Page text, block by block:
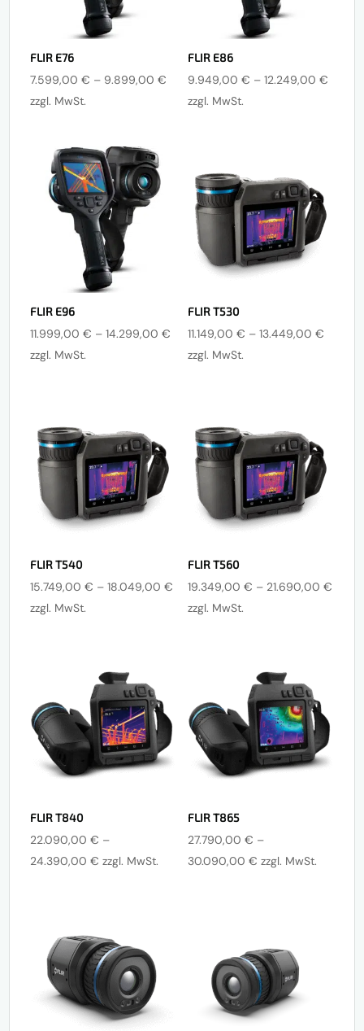
FLIR E76
7.599,00€ – 9.899,00€ Preisspanne:
7.599,00 €
zzgl. MwSt.
FLIR E86
9.949,00€ –12.249,00€
zzgl. MwSt.
FLIR E96
11.999,00€ –14.299,00€ Preisspanne:
11.999,00 €
zzgl. MwSt.
FLIR T530
11.149,00€ –13.449,00€
zzgl. MwSt.
FLIR T540
15.749,00€ –18.049,00€ Preisspanne:
15.749,00 €
zzgl. MwSt.
FLIR T560
19.349,00€ – 21.690,00€
zzgl. MwSt.
FLIR T840
22.090,00€ –
24.390,00€ Preisspanne:
zzgl. MwSt.
FLIR T865
27.790,00€ –
30.090,00€ Preisspanne:
zzgl. MwSt.